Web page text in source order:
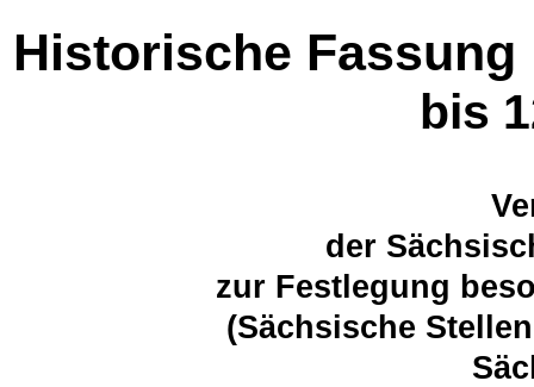
Historische Fassung
bis
der
zur Festlegung
(Sächsische